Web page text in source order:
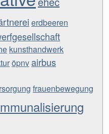
erdbeeren
kunsthandwerk
öpnvairbus
frauenbewegung